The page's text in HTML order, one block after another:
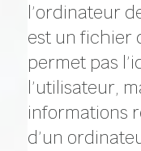
l’ordinateur
est un fichier
permet pas
l’utilisateur,
informations
d’un